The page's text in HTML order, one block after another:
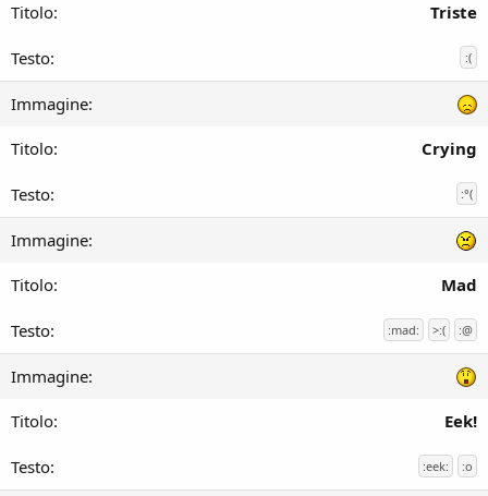
Triste
:(
Crying
:°(
Mad
:mad: >:( :@
Eek!
:eek: :o